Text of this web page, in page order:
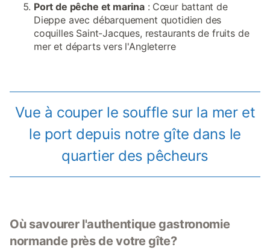
Port de pêche et marina: Cœur battant de
Dieppe avec débarquement quotidien des
coquilles Saint-Jacques, restaurants de fruits de
mer et départs vers l'Angleterre
Vue à couper le souffle sur la mer et
le port depuis notre gîte dans le
quartier des pêcheurs
Où savourer l'authentique gastronomie
normande près de votre gîte?